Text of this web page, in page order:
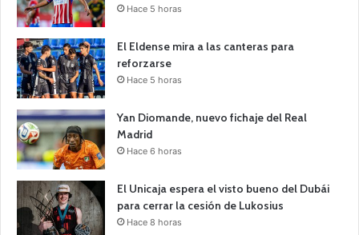
Hace 5 horas
El Eldense mira a las canteras para
reforzarse
Hace 5 horas
Yan Diomande, nuevo fichaje del Real
Madrid
Hace 6 horas
El Unicaja espera el visto bueno del Dubái
para cerrar la cesión de Lukosius
Hace 8 horas